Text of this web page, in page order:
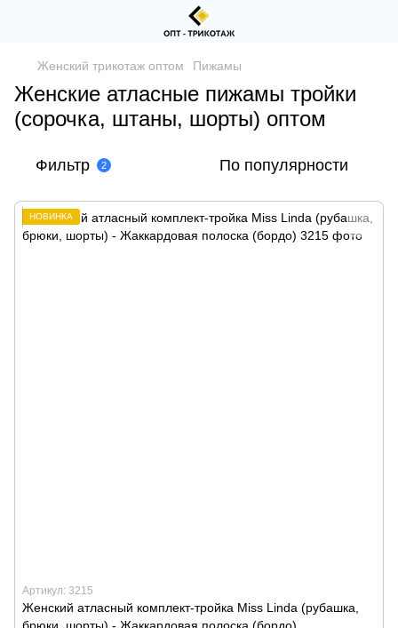
Женский трикотаж оптом Пижамы
Женские атласные пижамы тройки
(сорочка, штаны, шорты) оптом
Фильтр 2 По популярности
НОВИНКА
Артикул: 3215
Женский атласный комплект-тройка Miss Linda (рубашка,